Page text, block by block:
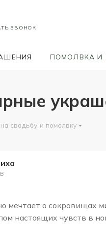
ЗВОНОК
ПОМОЛВКА И
свадьбу и помолвку
мечтает о сокровищах
настоящих чувств в